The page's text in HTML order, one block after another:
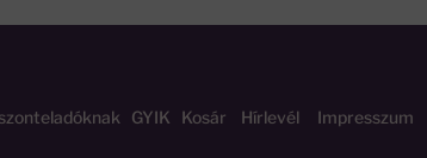
GYIK Kosár Hírlevél Impresszum